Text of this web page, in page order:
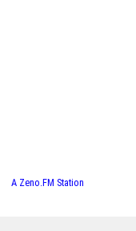
A Zeno.FM Station